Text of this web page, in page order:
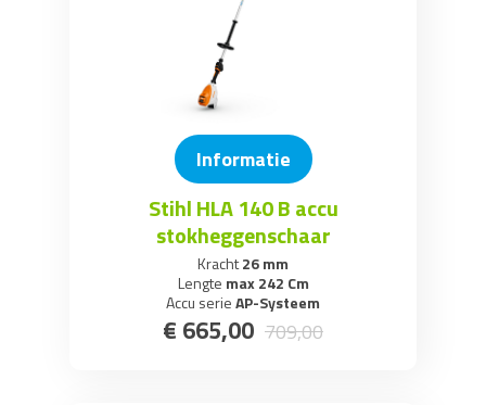
Informatie
Stihl HLA 140 B accu
stokheggenschaar
Kracht26 mm
Lengte max 242 Cm
Accu serieAP-Systeem
€ 665,00 709,00